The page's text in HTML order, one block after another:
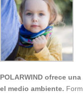
POLARWIND ofrece
el medio ambiente.